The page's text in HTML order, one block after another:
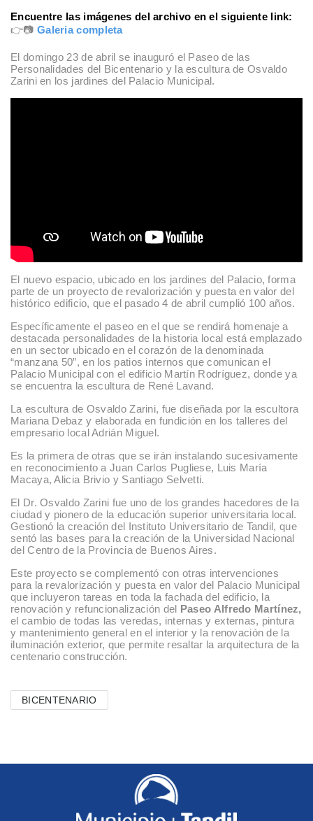
Encuentre las imágenes del archivo en el siguiente link:
👉📷 Galeria completa
El domingo 23 de abril se inauguró el Paseo de las
Personalidades del Bicentenario y la escultura de Osvaldo
Zarini en los jardines del Palacio Municipal.
El nuevo espacio, ubicado en los jardines del Palacio, forma
parte de un proyecto de revalorización y puesta en valor del
histórico edificio, que el pasado 4 de abril cumplió 100 años.
Específicamente el paseo en el que se rendirá homenaje a
destacada personalidades de la historia local está emplazado
en un sector ubicado en el corazón de la denominada
“manzana 50”, en los patios internos que comunican el
Palacio Municipal con el edificio Martín Rodríguez, donde ya
se encuentra la escultura de René Lavand.
La escultura de Osvaldo Zarini, fue diseñada por la escultora
Mariana Debaz y elaborada en fundición en los talleres del
empresario local Adrián Miguel.
Es la primera de otras que se irán instalando sucesivamente
en reconocimiento a Juan Carlos Pugliese, Luis María
Macaya, Alicia Brivio y Santiago Selvetti.
El Dr. Osvaldo Zarini fue uno de los grandes hacedores de la
ciudad y pionero de la educación superior universitaria local.
Gestionó la creación del Instituto Universitario de Tandil, que
sentó las bases para la creación de la Universidad Nacional
del Centro de la Provincia de Buenos Aires.
Este proyecto se complementó con otras intervenciones
para la revalorización y puesta en valor del Palacio Municipal
que incluyeron tareas en toda la fachada del edificio, la
renovación y refuncionalización del Paseo Alfredo Martínez,
el cambio de todas las veredas, internas y externas, pintura
y mantenimiento general en el interior y la renovación de la
iluminación exterior, que permite resaltar la arquitectura de la
centenario construcción.
BICENTENARIO